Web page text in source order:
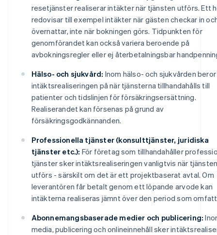
resetjänster realiserar intäkter när tjänsten utförs. Ett
redovisar till exempel intäkter när gästen checkar in
övernattar, inte när bokningen görs. Tidpunkten för
genomförandet kan också variera beroende på
avbokningsregler eller ej återbetalningsbar
Hälso- och sjukvård: Inom hälso- och sjukvården beror
intäktsrealiseringen på när tjänsterna tillhandahålls till
patienter och tidslinjen för försäkringsersättning.
Realiserandet kan försenas på grund av
försäkringsgodkännanden.
Professionella tjänster (konsulttjänster, juridiska
tjänster etc.): För företag som tillhandahåller
tjänster sker intäktsrealiseringen vanligtvis när
utförs - särskilt om det är ett projektbaserat avtal. Om
leverantören får betalt genom ett löpande arvode kan
intäkterna realiseras jämnt över den period som
Abonnemangsbaserade medier och publicering:
media, publicering och onlineinnehåll sker